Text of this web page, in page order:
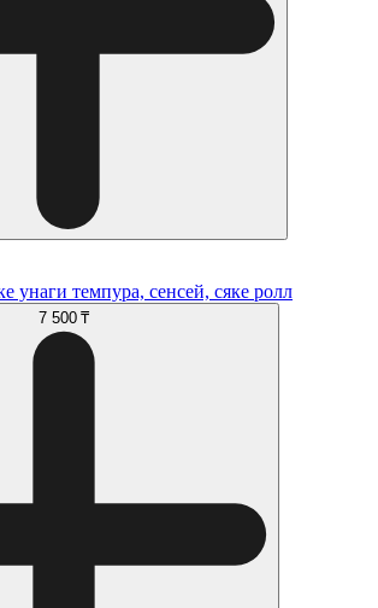
унаги темпура, сенсей, сяке ролл
7 500 ₸